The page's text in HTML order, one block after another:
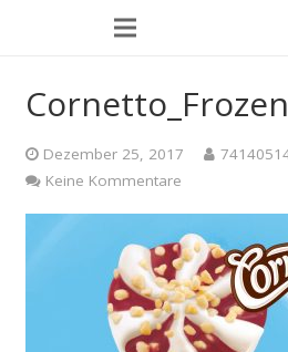
Dezember 25, 2017
Keine Kommentare